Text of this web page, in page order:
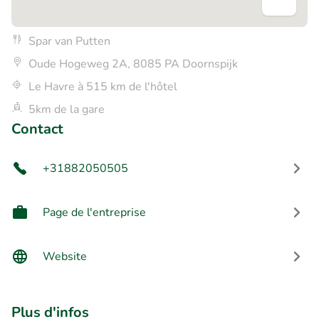
Spar van Putten
Oude Hogeweg 2A, 8085 PA Doornspijk
Le Havre à 515 km de l'hôtel
5km de la gare
Contact
+31882050505
Page de l'entreprise
Website
Plus d'infos